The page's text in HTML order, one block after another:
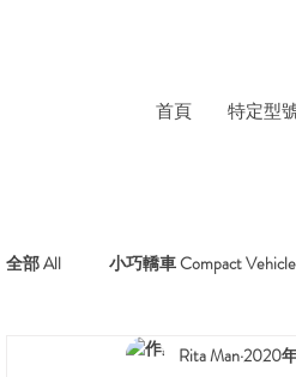
首頁 特定型
全部 All 小巧轎車 Compact Vehicle
純電動車 Electric Car 混能
Rita Man2020